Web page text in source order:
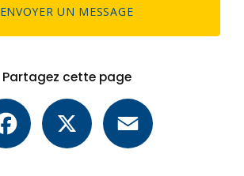
ENVOYER UN MESSAGE
Partagez cette page
Facebook